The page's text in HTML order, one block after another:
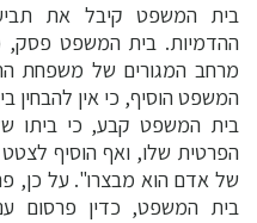
בית המשפט קיבל את
ההדמיות. בית המשפט פסק,
מרחב המגורים של משפחת
המשפט הוסיף, כי אין להבחין
בית המשפט קבע, כי ביתו
הפרטית שלו, ואף הוסיף
של אדם הוא מבצרו". על כן,
בית המשפט, כדין פרסום